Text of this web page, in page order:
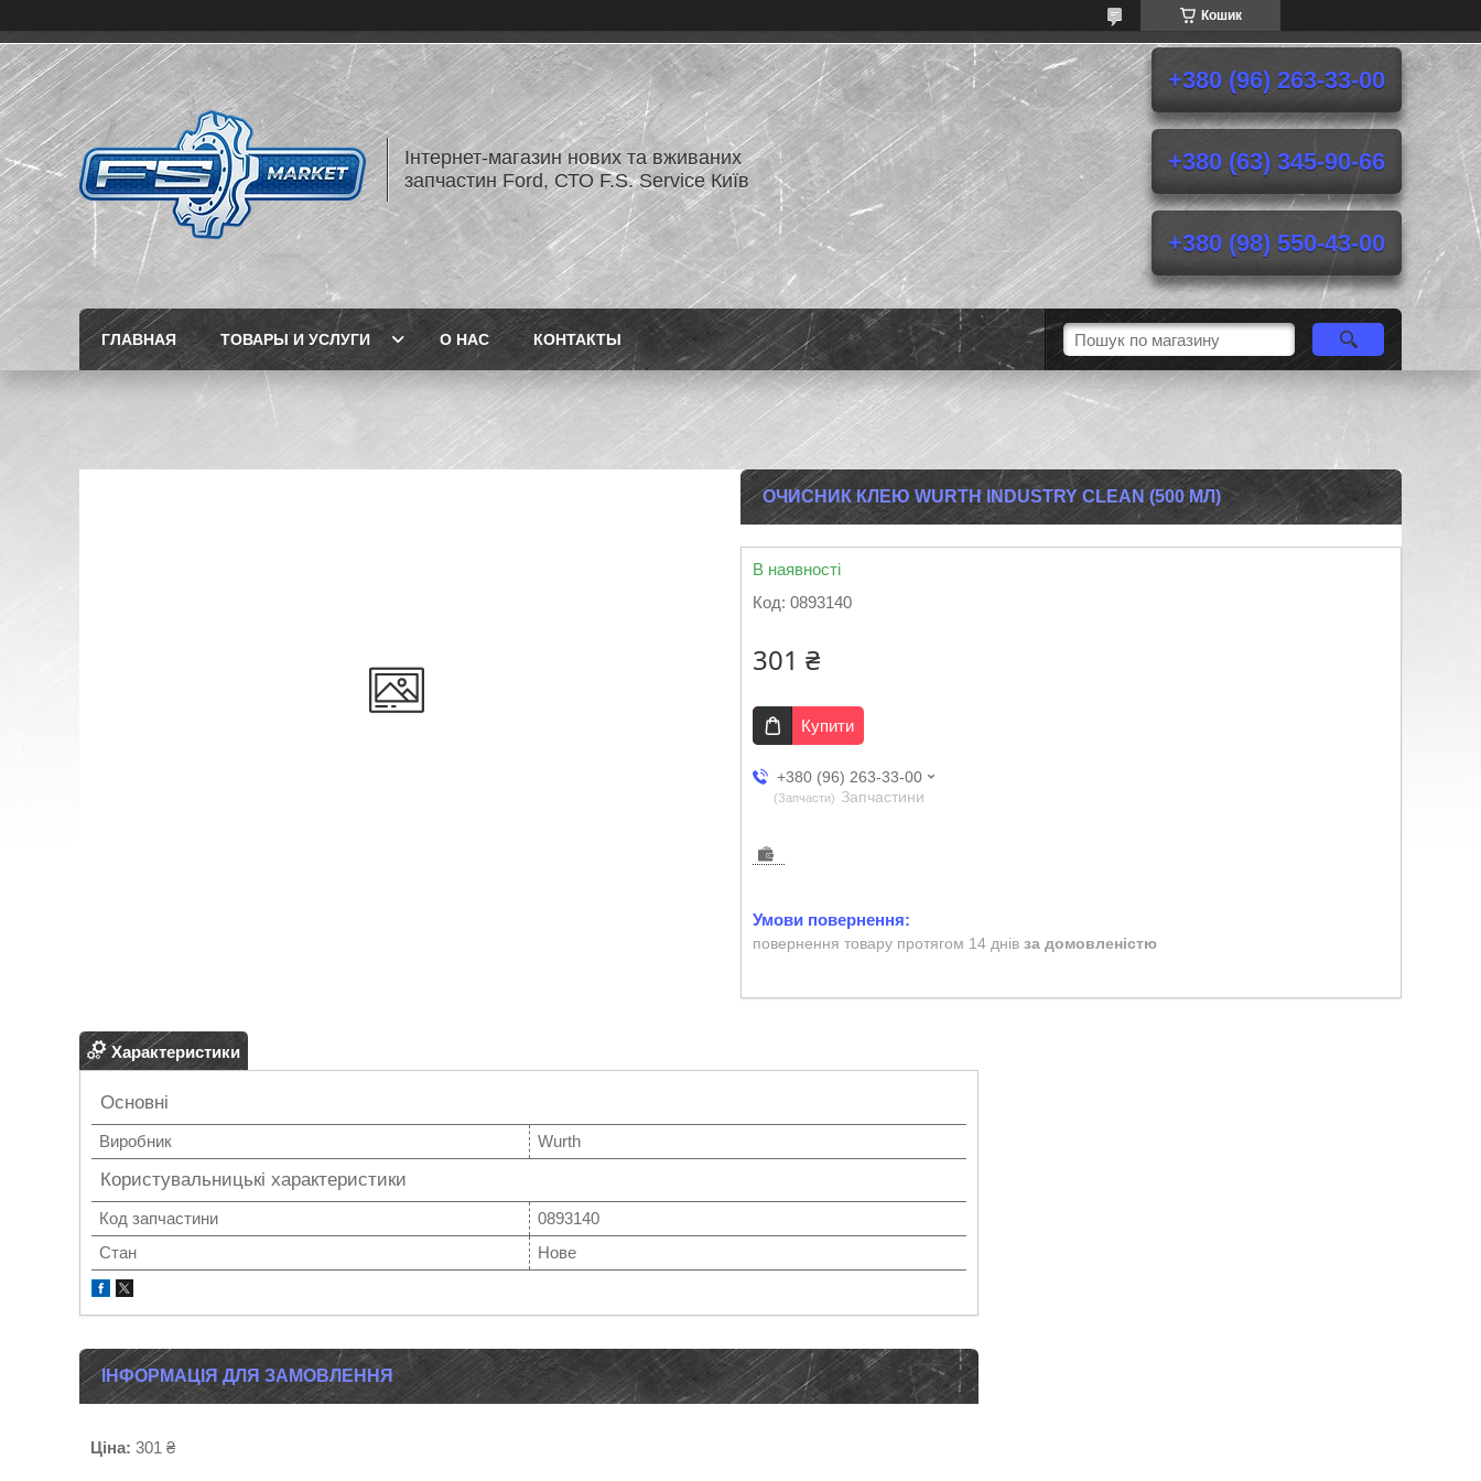
Кошик
Інтернет-магазин нових та вживаних
запчастин Ford, СТО F.S. Service Київ
+380 (96) 263-33-00
+380 (63) 345-90-66
+380 (98) 550-43-00
ГЛАВНАЯ ТОВАРЫ И УСЛУГИ О НАС КОНТАКТЫ
ОЧИСНИК КЛЕЮ WURTH INDUSTRY CLEAN (500 МЛ)
В наявності
Код: 0893140
301 ₴
Купити
+380 (96) 263-33-00
Запчасти Запчастини
повернення товару протягом 14 днів за домовленістю
Характеристики
Основні
Виробник Wurth
Користувальницькі характеристики
Код запчастини
0893140
Стан
Нове
ІНФОРМАЦІЯ ДЛЯ ЗАМОВЛЕННЯ
Ціна: 301 ₴